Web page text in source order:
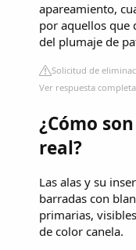
apareamiento,
por aquellos que
del plumaje de
Solicitud de
Ver respuesta
¿Cómo
real?
Las alas y su
barradas con
primarias,
de color canela.